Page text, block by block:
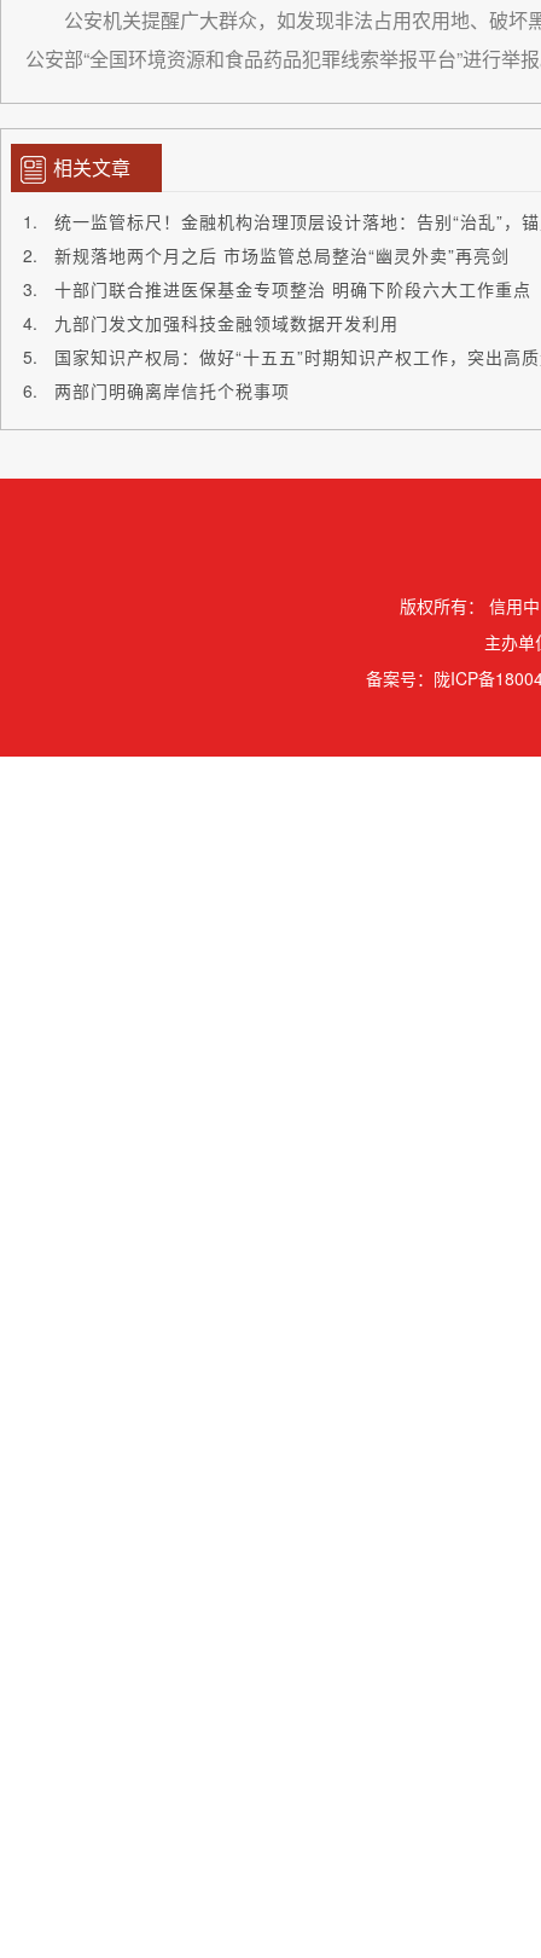
公安机关提醒广大群众，如发现非法占用农用地、破
公安部“全国环境资源和食品药品犯罪线索举报平台”进行举
相关文章
统一监管标尺！金融机构治理顶层设计落地：告别“治乱”，
新规落地两个月之后 市场监管总局整治“幽灵外卖”再亮剑
十部门联合推进医保基金专项整治 明确下阶段六大工作重点
九部门发文加强科技金融领域数据开发利用
国家知识产权局：做好“十五五”时期知识产权工作，突出高
两部门明确离岸信托个税事项
版权所有：
信用
主办
备案号： 陇ICP备